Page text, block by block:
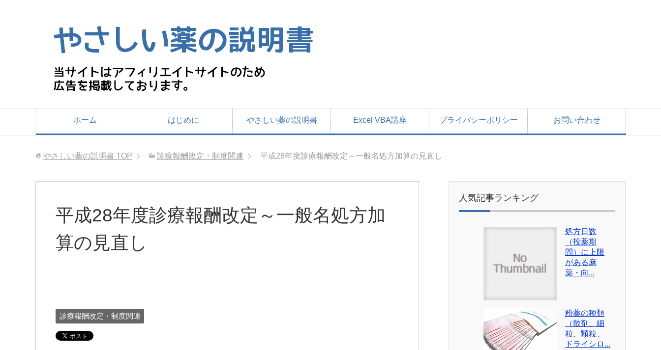
ホーム はじめに やさしい薬の説明書 Excel VBA講座 プライバシーポリシー お問い合わせ
やさしい薬の説明書 TOP 診療報酬改定・制度関連 平成28年度診療報酬改定～一般名処方加算の見直し
平成28年度診療報酬改定～一般名処方加
算の見直し
診療報酬改定・制度関連
人気記事ランキング
処方日数
（投薬期
間）に上限
がある麻
薬・向...
粉薬の種類
（散剤、細
粒、顆粒、
ドライシロ...